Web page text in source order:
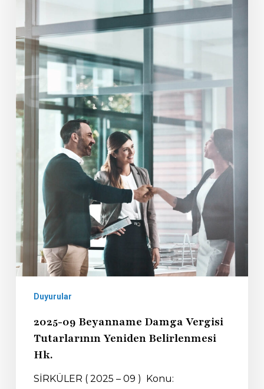
Duyurular
2025-09 Beyanname Damga Vergisi
Tutarlarının Yeniden Belirlenmesi
Hk.
SİRKÜLER ( 2025 – 09 ) Konu: